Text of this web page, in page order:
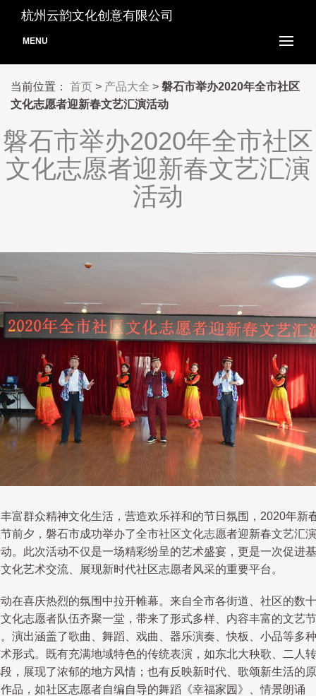
杭州云韵文化创意有限公司
MENU
当前位置： 首页 > 产品大全 > 磐石市举办2020年全市社区
文化志愿者迎新春文艺汇演活动
磐石市举办2020年全市社区
文化志愿者迎新春文艺汇演
活动
富群众精神文化生活，营造欢乐祥和的节日氛围，2020年新
前夕，磐石市成功举办了全市社区文化志愿者迎新春文艺汇演
。此次活动不仅是一场精彩纷呈的艺术盛宴，更是一次促进基
化艺术交流、展现新时代社区志愿者风采的重要平台。
在喜庆热烈的氛围中拉开帷幕。来自全市各街道、社区的数十
化志愿者队伍齐聚一堂，带来了形式多样、内容丰富的文艺节
演出涵盖了歌曲、舞蹈、戏曲、器乐演奏、快板、小品等多种
形式。既有充满地域特色的传统表演，如东北大秧歌、二人转
，展现了浓郁的地方风情；也有反映新时代、歌颂新生活的原
品，如社区志愿者自编自导的舞蹈《幸福家园》、情景朗诵